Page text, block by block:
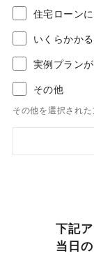
住宅ローン
いくらかか
実例プラン
その他
その他を選択された
下記
当日